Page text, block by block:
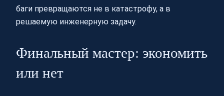
баги превращаются не в катастрофу, а в
решаемую инженерную задачу.
Финальный мастер: экономить
или нет